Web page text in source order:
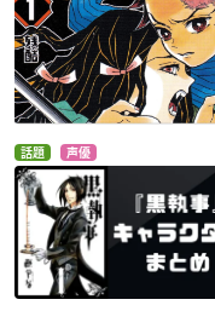
話題 声優